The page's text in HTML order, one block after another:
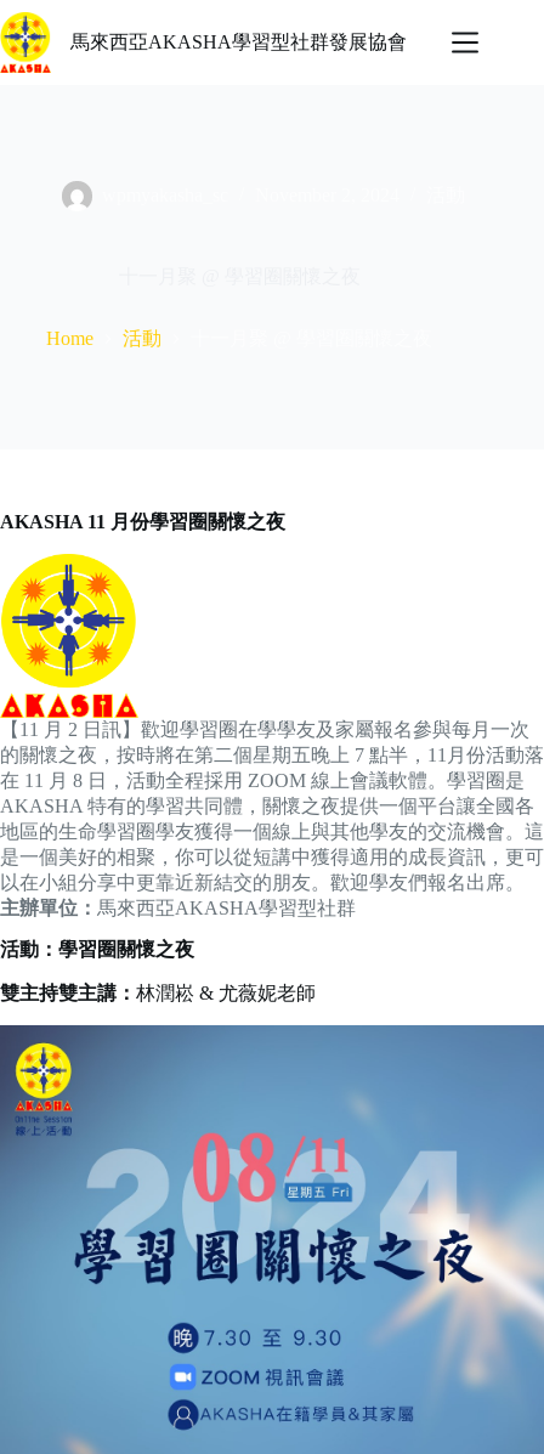
Skip
to
content
馬來西亞AKASHA學習型社群發展協會
Home 活動
AKASHA 11 月份學習圈關懷之夜
【11 月 2 日訊】歡迎學習圈在學學友及家屬報名參與每月一次
的關懷之夜，按時將在第二個星期五晚上 7 點半，11月份活動落
在 11 月 8 日，活動全程採用 ZOOM 線上會議軟體。學習圈是
AKASHA 特有的學習共同體，關懷之夜提供一個平台讓全國各
地區的生命學習圈學友獲得一個線上與其他學友的交流機會。這
是一個美好的相聚，你可以從短講中獲得適用的成長資訊，更可
以在小組分享中更靠近新結交的朋友。歡迎學友們報名出席。
主辦單位： 馬來西亞AKASHA學習型社群
活動：學習圈關懷之夜
雙主持雙主講： 林潤崧 & 尤薇妮老師